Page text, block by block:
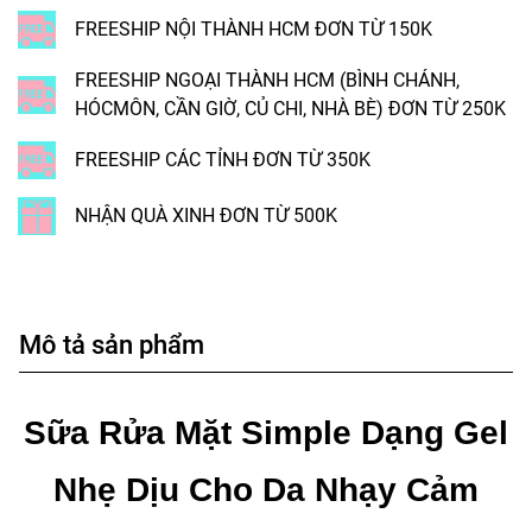
FREESHIP NỘI THÀNH HCM ĐƠN TỪ 150K
FREESHIP NGOẠI THÀNH HCM (BÌNH CHÁNH,
HÓCMÔN, CẦN GIỜ, CỦ CHI, NHÀ BÈ) ĐƠN TỪ 250K
FREESHIP CÁC TỈNH ĐƠN TỪ 350K
NHẬN QUÀ XINH ĐƠN TỪ 500K
Mô tả sản phẩm
Sữa Rửa Mặt Simple Dạng Gel
Nhẹ Dịu Cho Da Nhạy Cảm